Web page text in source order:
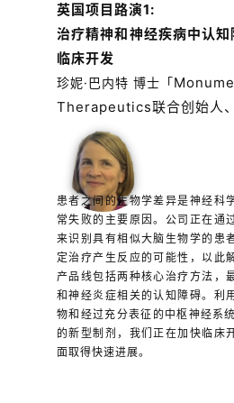
英国项目路演1:
治疗精神和神经疾病中认
临床开发
珍妮·巴内特 博士「
Therapeutics联合创始人
患者之间的生物学差异是神经科
常失败的主要原因。公司正在通
来识别具有相似大脑生物学的患
定治疗产生反应的可能性，以此
产品线包括两种核心治疗方法，
和神经炎症相关的认知障碍。利
物和经过充分表征的中枢神经系
的新型制剂，我们正在加快临床
面取得快速进展。